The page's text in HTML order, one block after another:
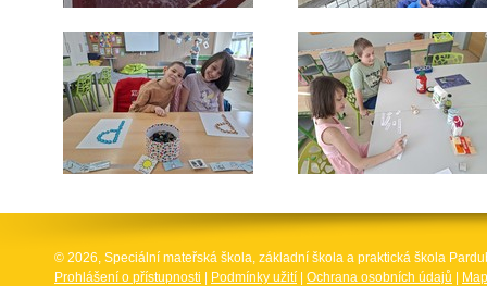
© 2026, Speciální mateřská škola, základní škola a praktická škola
Prohlášení o přístupnosti
Podmínky užití Ochrana osobních údajů